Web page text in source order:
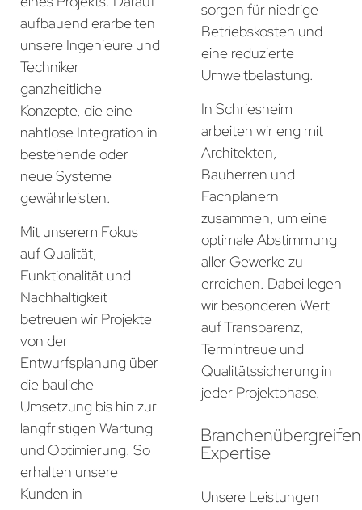
aufbauend erarbeiten
unsere Ingenieure und
Techniker
ganzheitliche
Konzepte, die eine
nahtlose Integration in
bestehende oder
neue Systeme
gewährleisten.
Mit unserem Fokus
auf Qualität,
Funktionalität und
Nachhaltigkeit
betreuen wir Projekte
von der
Entwurfsplanung über
die bauliche
Umsetzung bis hin zur
langfristigen Wartung
und Optimierung. So
erhalten unsere
Kunden in
sorgen für niedrige
Betriebskosten und
eine reduzierte
Umweltbelastung.
In Schriesheim
arbeiten wir eng mit
Architekten,
Bauherren und
Fachplanern
zusammen, um eine
optimale Abstimmung
aller Gewerke zu
erreichen. Dabei legen
wir besonderen Wert
auf Transparenz,
Termintreue und
Qualitätssicherung in
jeder Projektphase.
Expertise
Unsere Leistungen